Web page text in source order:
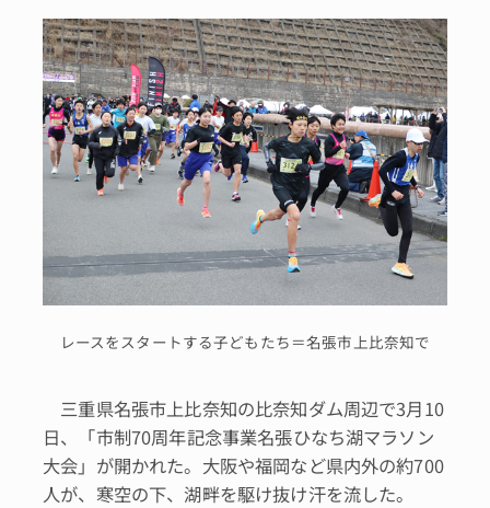
レースをスタートする子どもたち＝名張市上比奈知で
三重県名張市上比奈知の比奈知ダム周辺で3月10
日、「市制70周年記念事業名張ひなち湖マラソン
大会」が開かれた。大阪や福岡など県内外の約700
人が、寒空の下、湖畔を駆け抜け汗を流した。